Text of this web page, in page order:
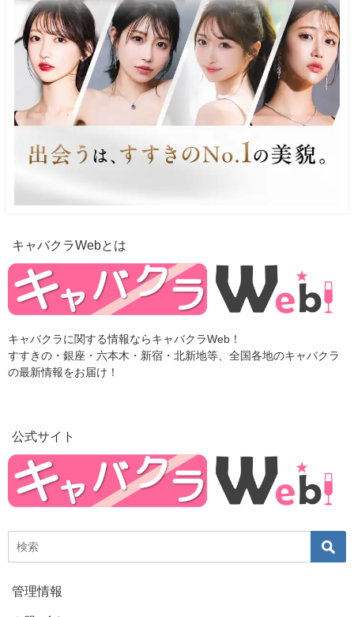
キャバクラWebとは
キャバクラに関する情報ならキャバクラWeb！
すすきの・銀座・六本木・新宿・北新地等、全国各地のキャバクラ
の最新情報をお届け！
公式サイト
管理情報